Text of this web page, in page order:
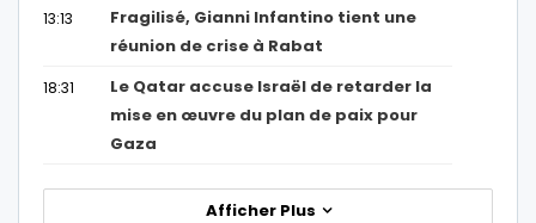
13:13
Fragilisé, Gianni Infantino tient une
réunion de crise à Rabat
18:31
Le Qatar accuse Israël de retarder la
mise en œuvre du plan de paix pour
Gaza
Afficher Plus